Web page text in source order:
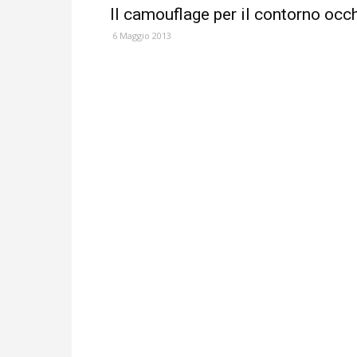
Il camouflage per il contorno
6 Maggio 2013